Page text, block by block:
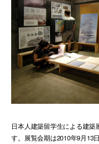
日本人建築留学生による建築
す。展覧会期は2010年9月13